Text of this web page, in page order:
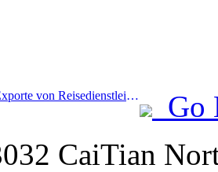
Prev:Importe und Exporte von Reisedienstleistungen erreichten im ersten Halbjahr 1.080,29 Milliarden Yuan
Go
CaiTian